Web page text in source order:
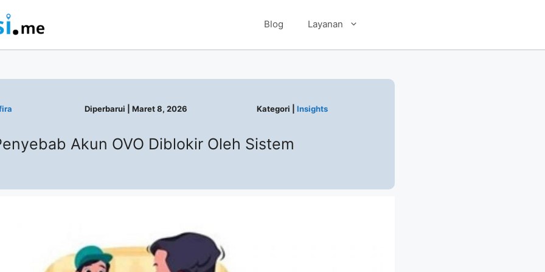
Blog Layanan
Diperbarui |Maret 8, 2026 Kategori |Insights
Akun OVO Diblokir Oleh Sistem